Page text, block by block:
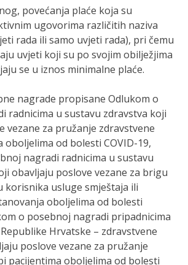
povećanja plaće koja su
ugovorima različitih naziva
rada ili samo uvjeti rada), pri čemu
uvjeti koji su po svojim obilježjima
se u iznos minimalne plaće.
nagrade propisane Odlukom o
radnicima u sustavu zdravstva koji
vezane za pružanje zdravstvene
od bolesti COVID-19,
nagradi radnicima u sustavu
obavljaju poslove vezane za brigu
korisnika usluge smještaja ili
oboljelima od bolesti
o posebnoj nagradi pripadnicima
Hrvatske – zdravstvene
poslove vezane za pružanje
pacijentima oboljelima od bolesti